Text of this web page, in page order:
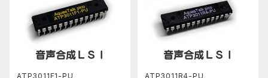
ATP3011F1-PU ATP3011R4-PU